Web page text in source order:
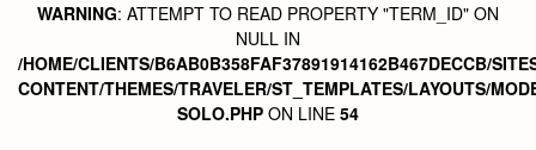
WARNING: ATTEMPT TO READ PROPERTY "TERM_ID" ON
NULL IN
/HOME/CLIENTS/B6AB0B358FAF37891914162B467DECCB/
CONTENT/THEMES/TRAVELER/ST_TEMPLATES/LAYOUTS/
SOLO.PHP ON LINE 54